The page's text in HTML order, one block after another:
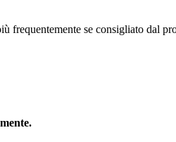
frequentemente se consigliato dal